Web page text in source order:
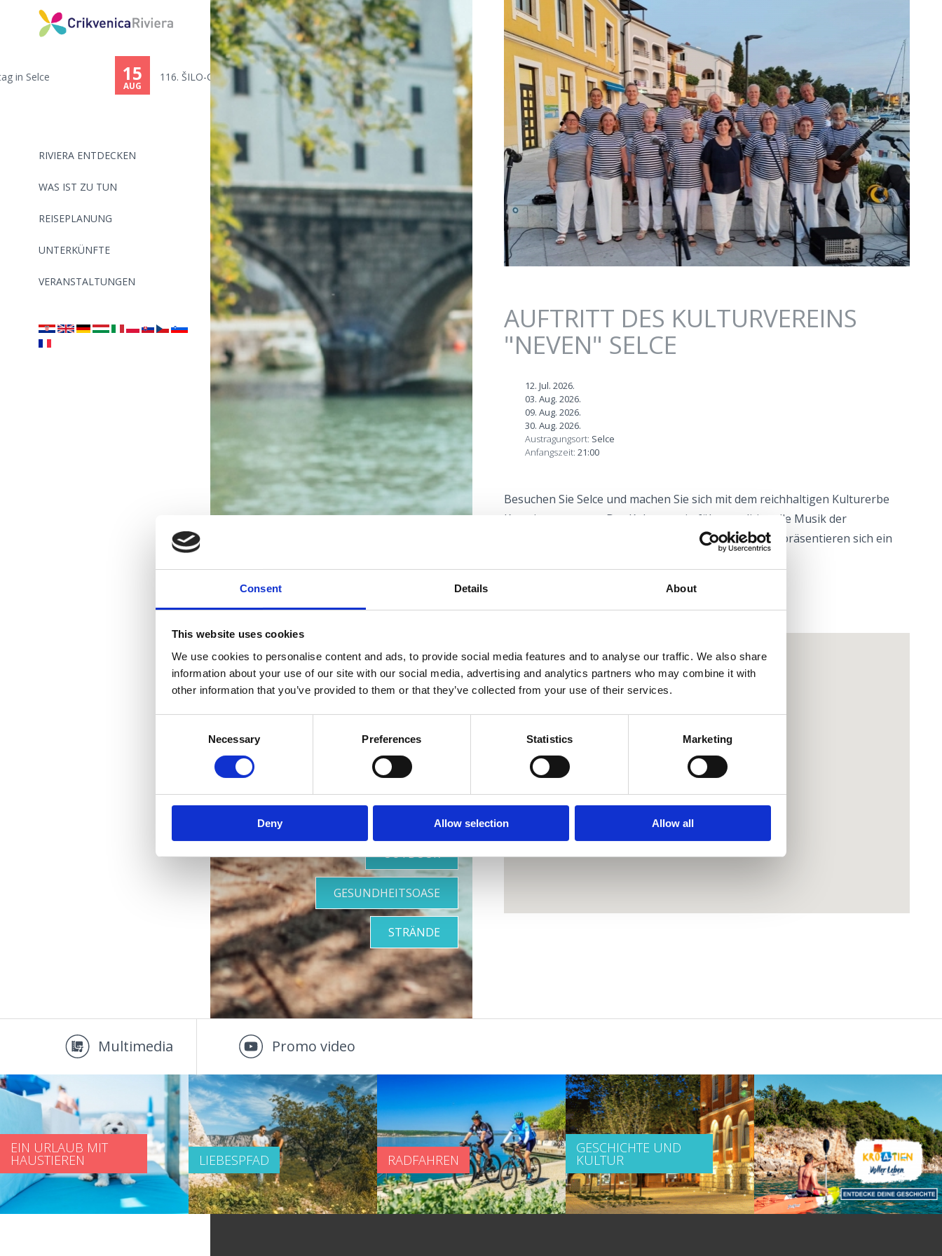
Consent Details About
This website uses cookies
We use cookies to personalise content and ads, to provide social media features and to analyse our traffic. We also share
information about your use of our site with our social media, advertising and analytics partners who may combine it with
other information that you’ve provided to them or that they’ve collected from your use of their services.
Necessary Preferences Statistics Marketing
Deny Allow selection Allow all
Jump to navigation
RIVIERA ENTDECKEN
WAS IST ZU TUN
REISEPLANUNG
UNTERKÜNFTE
VERANSTALTUNGEN
15
AUG
116. ŠILO-CRIKVENICA - SCHWIMM...
AUFTRITT DES KULTURVEREINS
"NEVEN" SELCE
12. Jul. 2026.
03. Aug. 2026.
09. Aug. 2026.
30. Aug. 2026.
Austragungsort: Selce
Anfangszeit: 21:00
Besuchen Sie Selce und machen Sie sich mit dem reichhaltigen Kulturerbe
Kroatiens vertraut. Der Kulturverein führt traditionelle Musik der
Küstenregion und anderer Gebiete Kroatiens auf. Es präsentieren sich ein
gemischter Chor und ein Tamburizza-Orchester.
Lokacija
Ihre perfekte
Oase
OUTDOOR
GESUNDHEITSOASE
STRÄNDE
Multimedia Promo video
EIN URLAUB MIT
HAUSTIEREN LIEBESPFAD RADFAHREN
GESCHICHTE UND
KULTUR